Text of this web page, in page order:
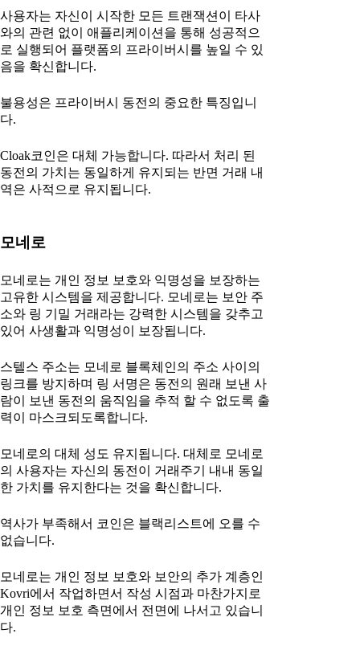
사용자는 자신이 시작한 모든 트랜잭션이 타사
와의 관련 없이 애플리케이션을 통해 성공적으
로 실행되어 플랫폼의 프라이버시를 높일 수 있
음을 확신합니다.
불용성은 프라이버시 동전의 중요한 특징입니
다.
Cloak코인은 대체 가능합니다. 따라서 처리 된
동전의 가치는 동일하게 유지되는 반면 거래 내
역은 사적으로 유지됩니다.
모네로
모네로는 개인 정보 보호와 익명성을 보장하는
고유한 시스템을 제공합니다. 모네로는 보안 주
소와 링 기밀 거래라는 강력한 시스템을 갖추고
있어 사생활과 익명성이 보장됩니다.
스텔스 주소는 모네로 블록체인의 주소 사이의
링크를 방지하며 링 서명은 동전의 원래 보낸 사
람이 보낸 동전의 움직임을 추적 할 수 없도록 출
력이 마스크되도록합니다.
모네로의 대체 성도 유지됩니다. 대체로 모네로
의 사용자는 자신의 동전이 거래주기 내내 동일
한 가치를 유지한다는 것을 확신합니다.
역사가 부족해서 코인은 블랙리스트에 오를 수
없습니다.
모네로는 개인 정보 보호와 보안의 추가 계층인
Kovri에서 작업하면서 작성 시점과 마찬가지로
개인 정보 보호 측면에서 전면에 나서고 있습니
다.